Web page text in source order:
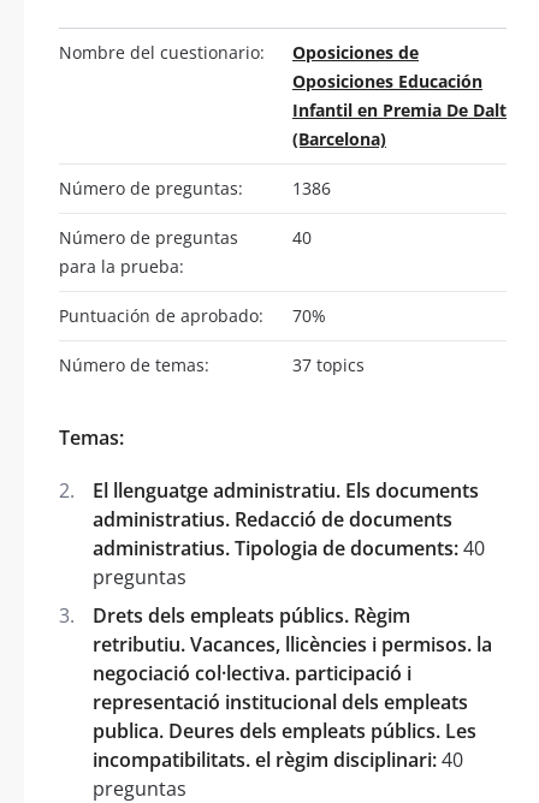
Nombre del cuestionario:
Oposiciones de
Oposiciones Educación
Infantil en Premia De Dalt
(Barcelona)
Número de preguntas: 1386
Número de preguntas
para la prueba:
40
Puntuación de aprobado: 70%
Número de temas: 37 topics
Temas:
El llenguatge administratiu. Els documents
administratius. Redacció de documents
administratius. Tipologia de documents:40
preguntas
Drets dels empleats públics. Règim
retributiu. Vacances, llicències i permisos. la
negociació col·lectiva. participació i
representació institucional dels empleats
publica. Deures dels empleats públics. Les
incompatibilitats. el règim disciplinari:40
preguntas